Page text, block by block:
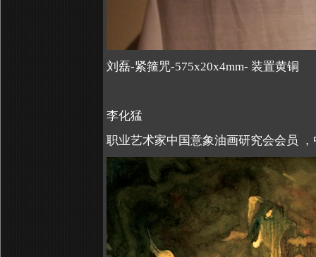
刘磊-紧箍咒-575x20x4mm- 装置黄铜
李化猛
职业艺术家中国意象油画研究会会员
，